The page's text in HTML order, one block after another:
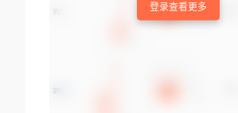
登录查看更多